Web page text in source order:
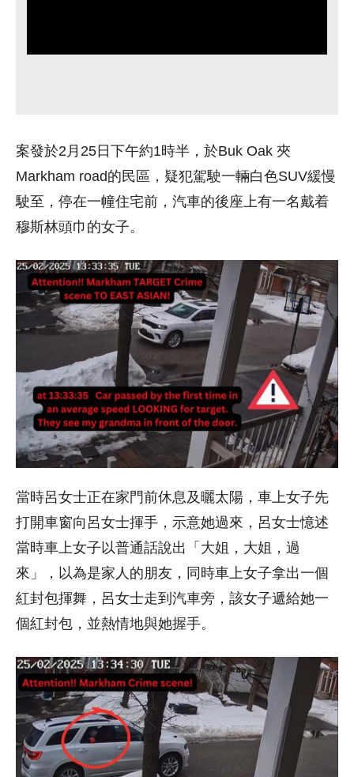
案發於2月25日下午約1時半，於Buk Oak 夾
Markham road的民區，疑犯駕駛一輛白色SUV緩慢
駛至，停在一幢住宅前，汽車的後座上有一名戴着
穆斯林頭巾的女子。
當時呂女士正在家門前休息及曬太陽，車上女子先
打開車窗向呂女士揮手，示意她過來，呂女士憶述
當時車上女子以普通話說出「大姐，大姐，過
來」，以為是家人的朋友，同時車上女子拿出一個
紅封包揮舞，呂女士走到汽車旁，該女子遞給她一
個紅封包，並熱情地與她握手。